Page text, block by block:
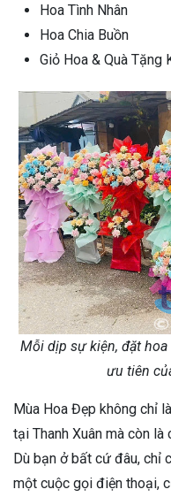
Hoa Tình Nhân
Hoa Chia Buồn
Giỏ Hoa & Quà Tặng
Mỗi dịp sự kiện, đặt
ưu tiên
Mùa Hoa Đẹp không chỉ
tại Thanh Xuân mà còn
Dù bạn ở bất cứ đâu, chỉ
một cuộc gọi điện thoại,